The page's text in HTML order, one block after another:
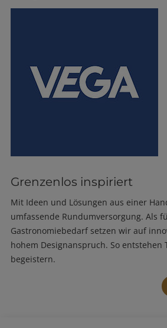
Grenzenlos inspiriert
Mit Ideen und Lösungen aus einer
umfassende Rundumversorgung. Als
Gastronomiebedarf setzen wir auf
hohem Designanspruch. So entstehen
begeistern.